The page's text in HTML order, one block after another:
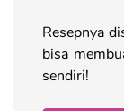
Resepnya
bisa
sendiri!